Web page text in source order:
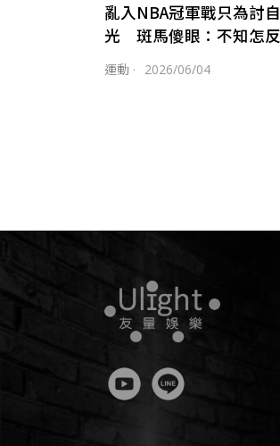
亂入NBA冠軍戰只為討
光 斑馬傻眼：不知怎
運動 · 2026/06/04